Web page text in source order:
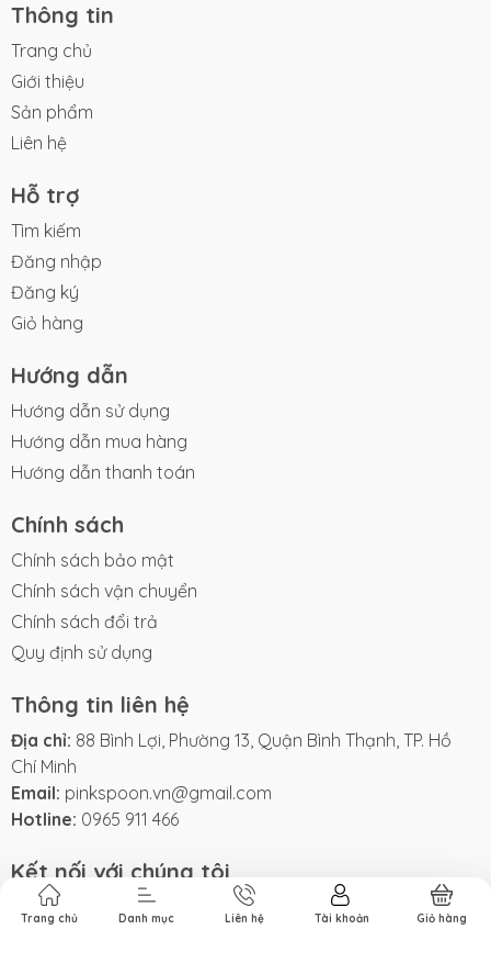
Thông tin
Trang chủ
Giới thiệu
Sản phẩm
Liên hệ
Hỗ trợ
Tìm kiếm
Đăng nhập
Đăng ký
Giỏ hàng
Hướng dẫn
Hướng dẫn sử dụng
Hướng dẫn mua hàng
Hướng dẫn thanh toán
Chính sách
Chính sách bảo mật
Chính sách vận chuyển
Chính sách đổi trả
Quy định sử dụng
Thông tin liên hệ
Địa chỉ: 88 Bình Lợi, Phường 13, Quận Bình Thạnh, TP. Hồ
Chí Minh
Email: pinkspoon.vn@gmail.com
Hotline: 0965 911 466
Kết nối với chúng tôi
Trang chủ Danh mục Liên hệ Tài khoản Giỏ hàng